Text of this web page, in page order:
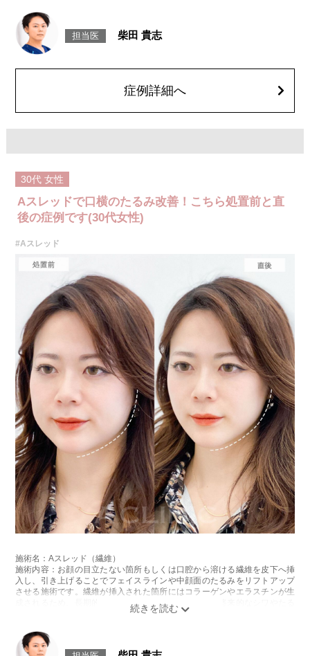
リスク、副作用：腫れ、内出血、疼痛、頭痛、引き攣れ感などが生じるこ
とがございます。また、稀ではありますが、施術部位の細菌感染症、皮膚
のよれ、繊維の突出などが生じることがございます。化膿止め・痛み止め
を処方しております。服用により、何か異常があれば服用を中止してくだ
費用：1部位 184,800円(税込)
オプション：笑気麻酔 3,300円(税込)
担当医 柴田 貴志
症例詳細へ
30代 女性
Aスレッドで口横のたるみ改善！こちら処置前と直
後の症例です(30代女性)
#Aスレッド
施術名：Aスレッド（繊維）
施術内容：お顔の目立たない箇所もしくは口腔から溶ける繊維を皮下へ挿
入し、引き上げることでフェイスラインや中顔面のたるみをリフトアップ
させる施術です。繊維が挿入された箇所にはコラーゲンやエラスチンが生
成されるため、長期的な美肌効果、肌質の改善効果、将来的なシワやたる
みの予防効果が期待できます。
リスク、副作用：腫れ、内出血、疼痛、頭痛、引き攣れ感などが生じるこ
とがございます。また、稀ではありますが、施術部位の細菌感染症、皮膚